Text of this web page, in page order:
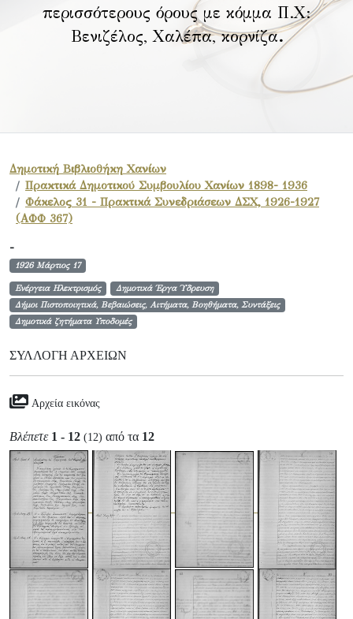
περισσότερους όρους με κόμμα Π.Χ:
Βενιζέλος, Χαλέπα, κορνίζα.
Δημοτική Βιβλιοθήκη Χανίων
Πρακτικά Δημοτικού Συμβουλίου Χανίων 1898- 1936
Φάκελος 31 - Πρακτικά Συνεδριάσεων ΔΣΧ, 1926-1927
(ΑΦΦ 367)
-
1926 Μάρτιος 17
Ενέργεια Ηλεκτρισμός
Δημοτικά Έργα Ύδρευση
Δήμοι Πιστοποιητικά, Βεβαιώσεις, Αιτήματα, Βοηθήματα, Συντάξεις
Δημοτικά ζητήματα Υποδομές
ΣΥΛΛΟΓΉ ΑΡΧΕΊΩΝ
Αρχεία εικόνας
Βλέπετε 1 - 12 (12) από τα 12